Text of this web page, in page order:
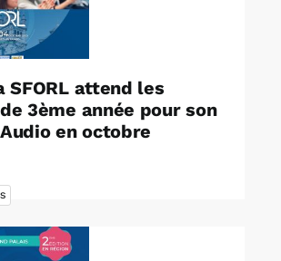
SFORL attend les
3ème année pour son
en octobre